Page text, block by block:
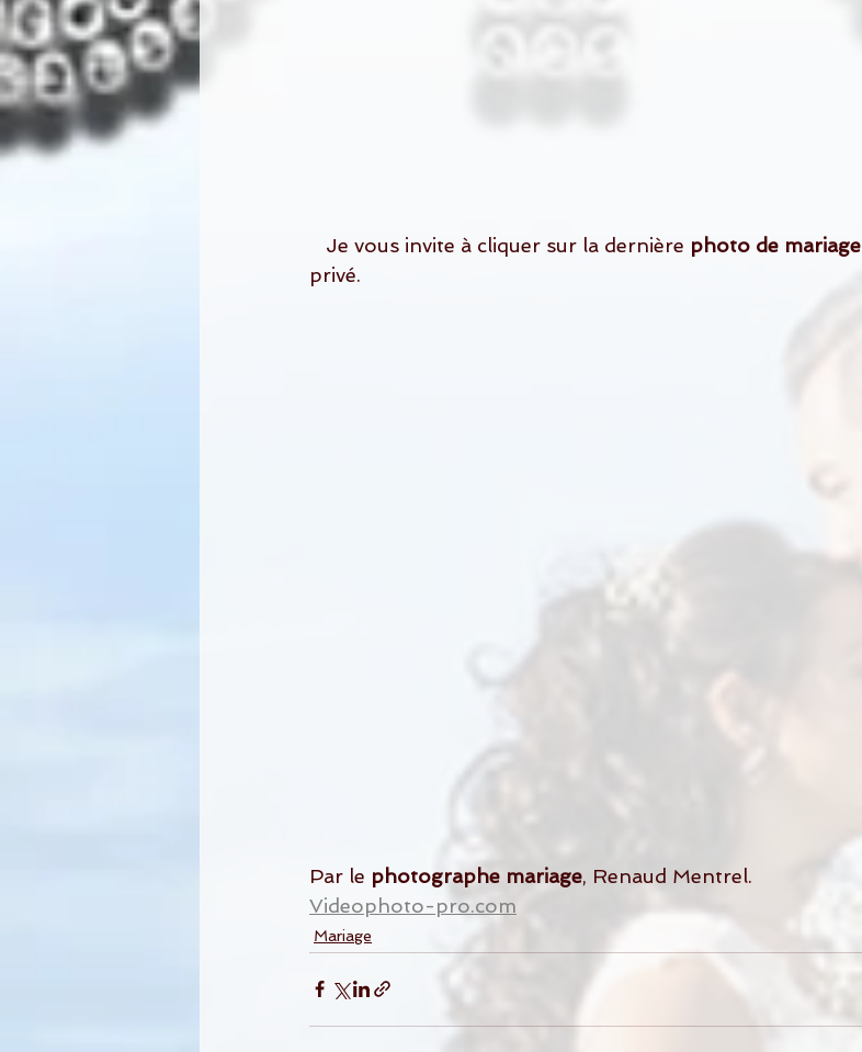
   Je vous invite à cliquer sur la dernière
photo de mariage
privé.
Par le photographe mariage, Renaud Mentrel.
Videophoto-pro.com
Mariage